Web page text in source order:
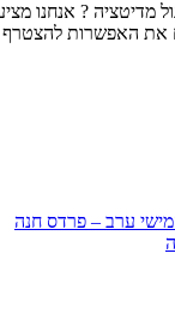
? אנחנו
את האפשרות
ערב – פרדס חנה